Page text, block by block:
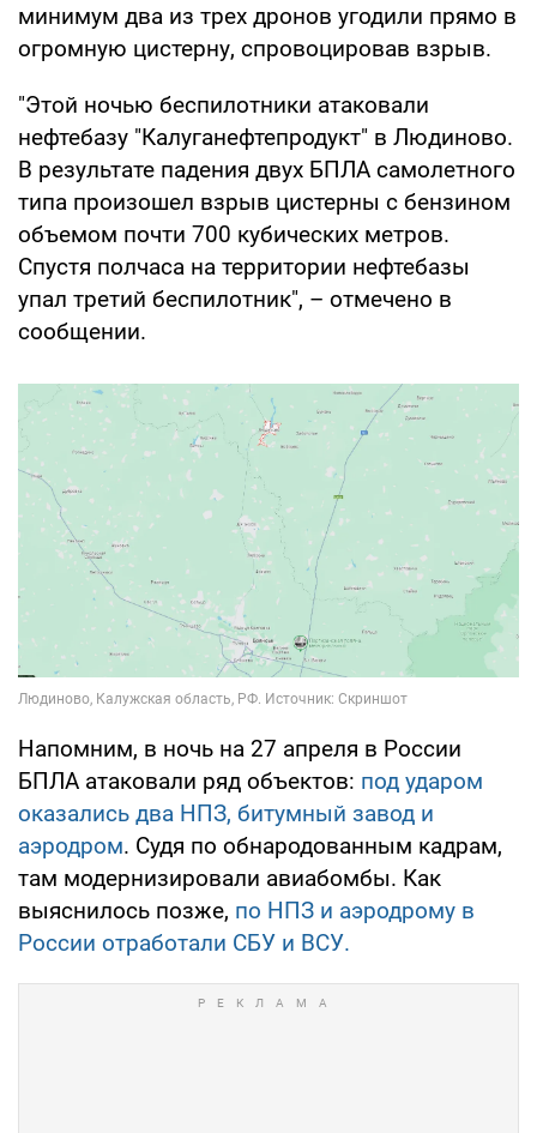
минимум два из трех дронов угодили прямо в
огромную цистерну, спровоцировав взрыв.
"Этой ночью беспилотники атаковали
нефтебазу "Калуганефтепродукт" в Людиново.
В результате падения двух БПЛА самолетного
типа произошел взрыв цистерны с бензином
объемом почти 700 кубических метров.
Спустя полчаса на территории нефтебазы
упал третий беспилотник", – отмечено в
сообщении.
Напомним, в ночь на 27 апреля в России
БПЛА атаковали ряд объектов: под ударом
оказались два НПЗ, битумный завод и
аэродром. Судя по обнародованным кадрам,
там модернизировали авиабомбы. Как
выяснилось позже, по НПЗ и аэродрому в
России отработали СБУ и ВСУ.